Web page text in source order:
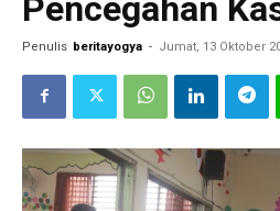
Pencegahan
Penulis beritayogya - Jumat, 13 Oktober